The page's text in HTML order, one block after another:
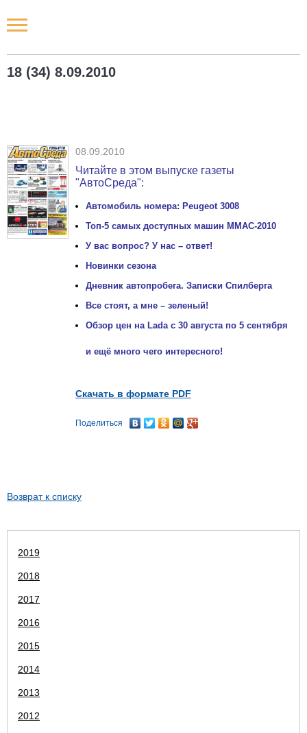
18 (34) 8.09.2010
08.09.2010
Читайте в этом выпуске газеты
"АвтоСреда":
Автомобиль номера: Peugeot 3008
Топ-5 самых доступных машин ММАС-2010
У вас вопрос? У нас – ответ!
Новинки сезона
Дневник автопробега. Записки Спилберга
Все стоят, а мне – зеленый!
Обзор цен на Lada с 30 августа по 5 сентября
и ещё много чего интересного!
Скачать в формате PDF
Поделиться
Возврат к списку
2019
2018
2017
2016
2015
2014
2013
2012
Новости РФ
Наши мероприятия
Статьи